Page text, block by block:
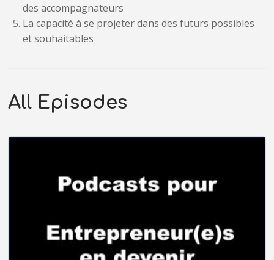
des accompagnateurs
La capacité à se projeter dans des futurs possibles
et souhaitables
All Episodes